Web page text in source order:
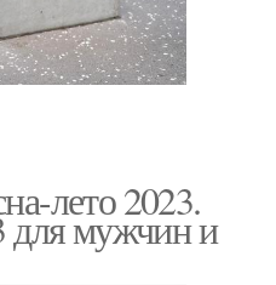
лето 2023.
для мужчин и